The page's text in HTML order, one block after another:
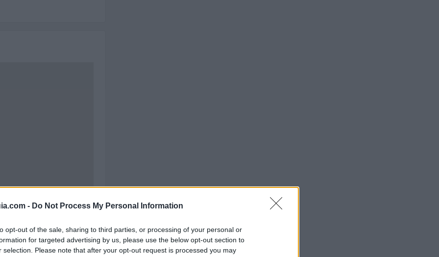
- Do Not Process My Personal Information
opt-out of the sale, sharing to third parties, or processing of your personal or
for targeted advertising by us, please use the below opt-out section to
selection. Please note that after your opt-out request is processed you may